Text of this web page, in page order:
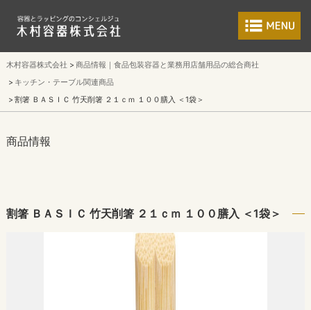
食品包装容器と
木村容器株式会社
商品情報｜食品包装容器と業務用店舗用品の総合商社
キッチン・テーブル関連商品
割箸 ＢＡＳＩＣ 竹天削箸 ２１ｃｍ １００膳入 ＜1袋＞
商品情報
割箸 ＢＡＳＩＣ 竹天削箸 ２１ｃｍ １００膳入 ＜1袋＞